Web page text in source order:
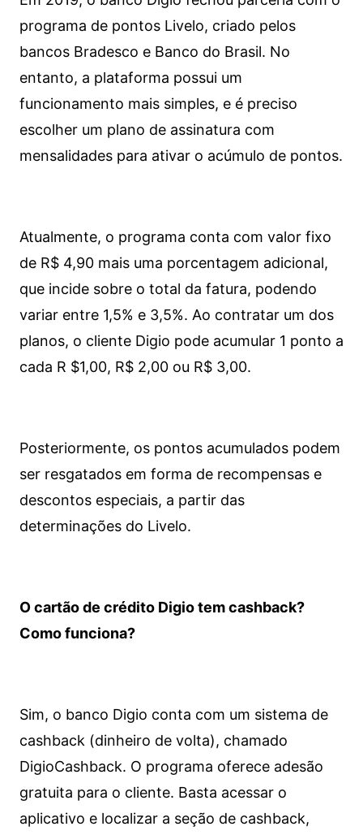
programa de pontos Livelo, criado pelos
bancos Bradesco e Banco do Brasil. No
entanto, a plataforma possui um
funcionamento mais simples, e é preciso
escolher um plano de assinatura com
mensalidades para ativar o acúmulo de pontos.
Atualmente, o programa conta com valor fixo
de R$ 4,90 mais uma porcentagem adicional,
que incide sobre o total da fatura, podendo
variar entre 1,5% e 3,5%. Ao contratar um dos
planos, o cliente Digio pode acumular 1 ponto a
cada R $1,00, R$ 2,00 ou R$ 3,00.
Posteriormente, os pontos acumulados podem
ser resgatados em forma de recompensas e
descontos especiais, a partir das
determinações do Livelo.
O cartão de crédito Digio tem cashback?
Como funciona?
Sim, o banco Digio conta com um sistema de
cashback (dinheiro de volta), chamado
DigioCashback. O programa oferece adesão
gratuita para o cliente. Basta acessar o
aplicativo e localizar a seção de cashback,